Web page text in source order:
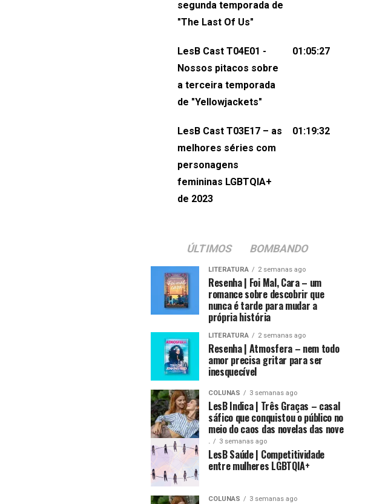
não esqueça de visitar nosso site e
sociais:Twitter: ⁠⁠⁠⁠@lesbout_br⁠⁠⁠⁠ Instagram:
do LesB Cast:Apresentação de
Karolen Passos
(⁠⁠⁠⁠⁠⁠@KarolenPassos⁠⁠⁠⁠⁠⁠)Participação de
Pollyelly FlorêncioEdição de Naiady
Machado
segunda temporada de
"The Last Of Us"
LesB Cast T04E01 -
Nossos pitacos sobre
a terceira temporada
de "Yellowjackets"
01:05:27
LesB Cast T03E17 – as
melhores séries com
personagens
femininas LGBTQIA+
de 2023
01:19:32
ÚLTIMOS BOMBANDO
LITERATURA 2 semanas ago
Resenha | Foi Mal, Cara – um
romance sobre descobrir que
nunca é tarde para mudar a
própria história
LITERATURA 2 semanas ago
Resenha | Atmosfera – nem todo
amor precisa gritar para ser
inesquecível
COLUNAS 3 semanas ago
LesB Indica | Três Graças – casal
sáfico que conquistou o público no
meio do caos das novelas das nove
. 3 semanas ago
LesB Saúde | Competitividade
entre mulheres LGBTQIA+
COLUNAS 3 semanas ago